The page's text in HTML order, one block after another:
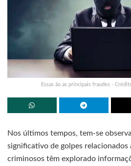
Essas ão as principais fraudes -
Nos últimos tempos, tem-se
significativo de golpes relacionados
criminosos têm explorado